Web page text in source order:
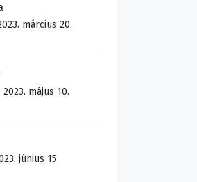
március 20.
május 10.
június 15.